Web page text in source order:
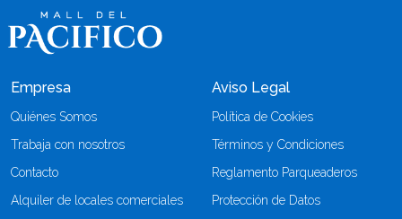
Empresa
Quiénes Somos
Trabaja con nosotros
Contacto
Alquiler de locales comerciales
Aviso Legal
Política de Cookies
Términos y Condiciones
Reglamento Parqueaderos
Protección de Datos